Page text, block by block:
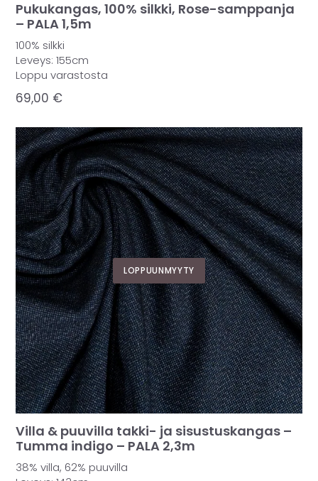
Pukukangas, 100% silkki, Rose-samppanja
– PALA 1,5m
100% silkki
Leveys: 155cm
Loppu varastosta
69,00 €
Villa & puuvilla takki- ja sisustuskangas –
Tumma indigo – PALA 2,3m
38% villa, 62% puuvilla
LOPPUUNMYYTY